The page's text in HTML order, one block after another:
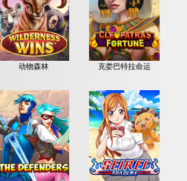
动物森林 克娄巴特拉命运